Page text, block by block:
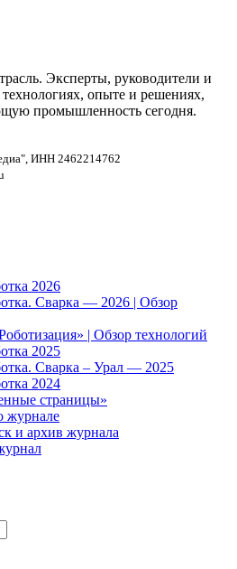
Эксперты, руководители и
опыте и решениях,
промышленность сегодня.
ИНН 2462214762
2026
Сварка — 2026 | Обзор
| Обзор технологий
2025
Сварка – Урал — 2025
2024
страницы»
журнале
и архив журнала